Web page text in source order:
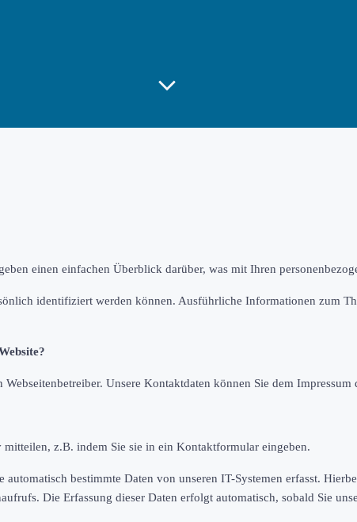
einen einfachen Überblick darüber, was mit Ihren
identifiziert werden können. Ausführliche Informationen zum
Unsere Kontaktdaten können Sie dem Impressum
z.B. indem Sie sie in ein Kontaktformular eingeben.
bestimmte Daten von unseren IT-Systemen erfasst.
Die Erfassung dieser Daten erfolgt automatisch, sobald Sie